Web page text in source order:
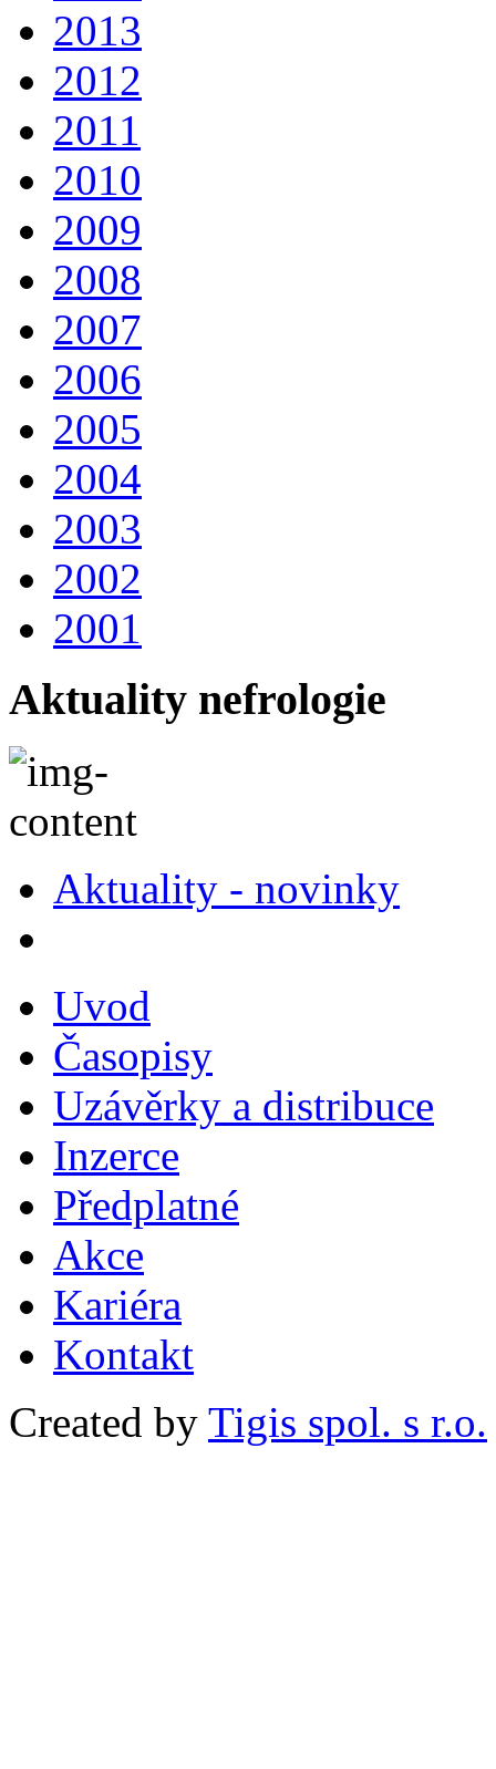
2013
2012
2011
2010
2009
2008
2007
2006
2005
2004
2003
2002
2001
Aktuality nefrologie
Aktuality - novinky
Uvod
Časopisy
Uzávěrky a distribuce
Inzerce
Předplatné
Akce
Kariéra
Kontakt
Created by Tigis spol. s r.o.